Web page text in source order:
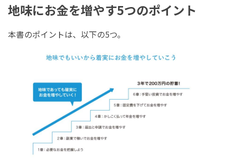
地味にお金を増やす5つのポイント
本書のポイントは、以下の5つ。